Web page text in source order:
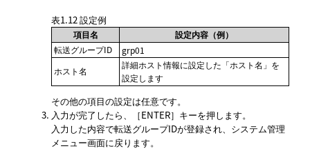
表1.12設定例
項目名
設定内容（例）
転送グループID
grp01
ホスト名
詳細ホスト情報に設定した ホスト名
を
設定します
その他の項目の設定は任意です。
入力が完了したら、
ENTER
キーを押します。
入力した内容で転送グループIDが登録され、システム管理
メニュー画面に戻ります。